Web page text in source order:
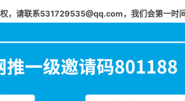
，请联系531729535@qq.com，我们会第一时间